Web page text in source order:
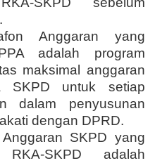
Anggaran yang
adalah program
maksimal anggaran
SKPD untuk setiap
dalam penyusunan
dengan DPRD.
SKPD yang
SKPD adalah